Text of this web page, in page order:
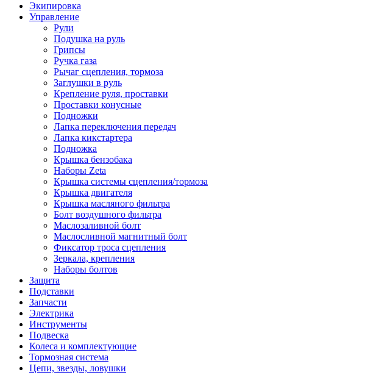
Экипировка
Управление
Рули
Подушка на руль
Грипсы
Ручка газа
Рычаг сцепления, тормоза
Заглушки в руль
Крепление руля, проставки
Проставки конусные
Подножки
Лапка переключения передач
Лапка кикстартера
Подножка
Крышка бензобака
Наборы Zeta
Крышка системы сцепления/тормоза
Крышка двигателя
Крышка масляного фильтра
Болт воздушного фильтра
Маслозаливной болт
Маслосливной магнитный болт
Фиксатор троса сцепления
Зеркала, крепления
Наборы болтов
Защита
Подставки
Запчасти
Электрика
Инструменты
Подвеска
Колеса и комплектующие
Тормозная система
Цепи, звезды, ловушки